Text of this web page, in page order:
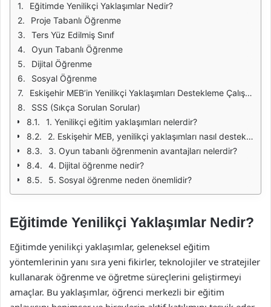
Eğitimde Yenilikçi Yaklaşımlar Nedir?
Proje Tabanlı Öğrenme
Ters Yüz Edilmiş Sınıf
Oyun Tabanlı Öğrenme
Dijital Öğrenme
Sosyal Öğrenme
Eskişehir MEB’in Yenilikçi Yaklaşımları Destekleme Çalışmaları
SSS (Sıkça Sorulan Sorular)
1. Yenilikçi eğitim yaklaşımları nelerdir?
2. Eskişehir MEB, yenilikçi yaklaşımları nasıl destekliyor?
3. Oyun tabanlı öğrenmenin avantajları nelerdir?
4. Dijital öğrenme nedir?
5. Sosyal öğrenme neden önemlidir?
Eğitimde Yenilikçi Yaklaşımlar Nedir?
Eğitimde yenilikçi yaklaşımlar, geleneksel eğitim
yöntemlerinin yanı sıra yeni fikirler, teknolojiler ve stratejiler
kullanarak öğrenme ve öğretme süreçlerini geliştirmeyi
amaçlar. Bu yaklaşımlar, öğrenci merkezli bir eğitim